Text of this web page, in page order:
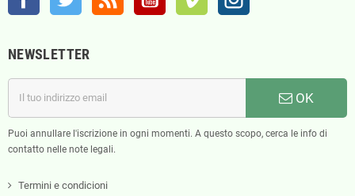
NEWSLETTER
OK
Puoi annullare l'iscrizione in ogni momenti. A questo scopo, cerca le info di
contatto nelle note legali.
Termini e condicioni